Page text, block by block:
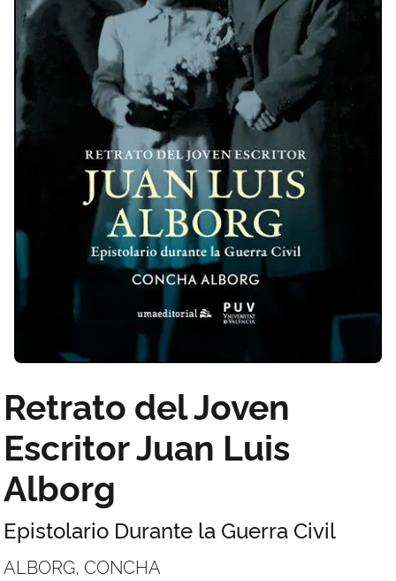
Retrato del Joven
Escritor Juan Luis
Alborg
Epistolario Durante la Guerra Civil
ALBORG, CONCHA